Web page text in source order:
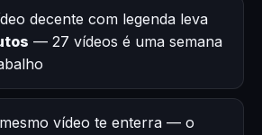
decente com legenda leva
— 27 vídeos é uma semana
vídeo te enterra — o